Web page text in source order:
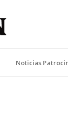
Noticias